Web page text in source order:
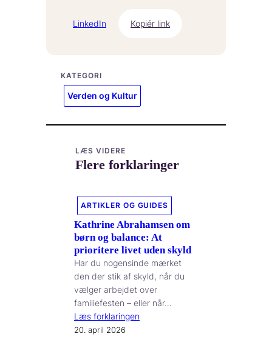
LinkedIn Kopiér link
KATEGORI
Verden og Kultur
LÆS VIDERE
Flere forklaringer
ARTIKLER OG GUIDES
Kathrine Abrahamsen om
børn og balance: At
prioritere livet uden skyld
Har du nogensinde mærket
den der stik af skyld, når du
vælger arbejdet over
familiefesten – eller når…
Læs forklaringen
20. april 2026